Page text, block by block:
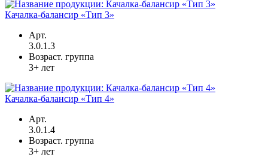
Качалка-балансир «Тип 3»
Арт.
3.0.1.3
Возраст. группа
3+ лет
Качалка-балансир «Тип 4»
Арт.
3.0.1.4
Возраст. группа
3+ лет